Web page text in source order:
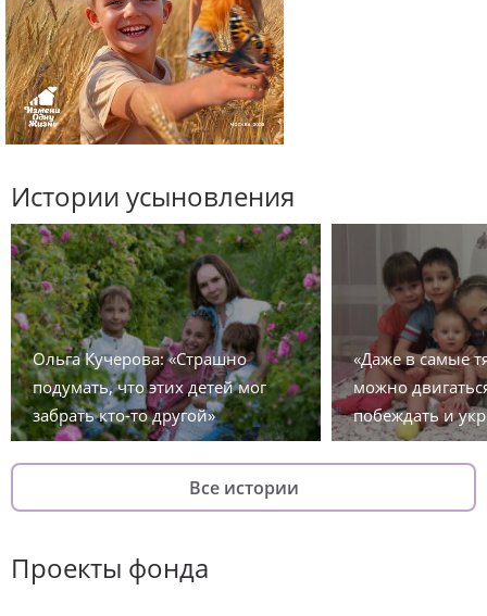
Истории усыновления
Ольга Кучерова: «Страшно
подумать, что этих детей мог
забрать кто-то другой»
«Даже в самые
можно
побеждать и
Все истории
Проекты фонда